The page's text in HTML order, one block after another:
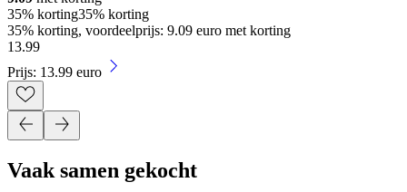
35% korting35% korting
35% korting, voordeelprijs: 9.09 euro met korting
13.99
Prijs: 13.99 euro
Vaak samen gekocht